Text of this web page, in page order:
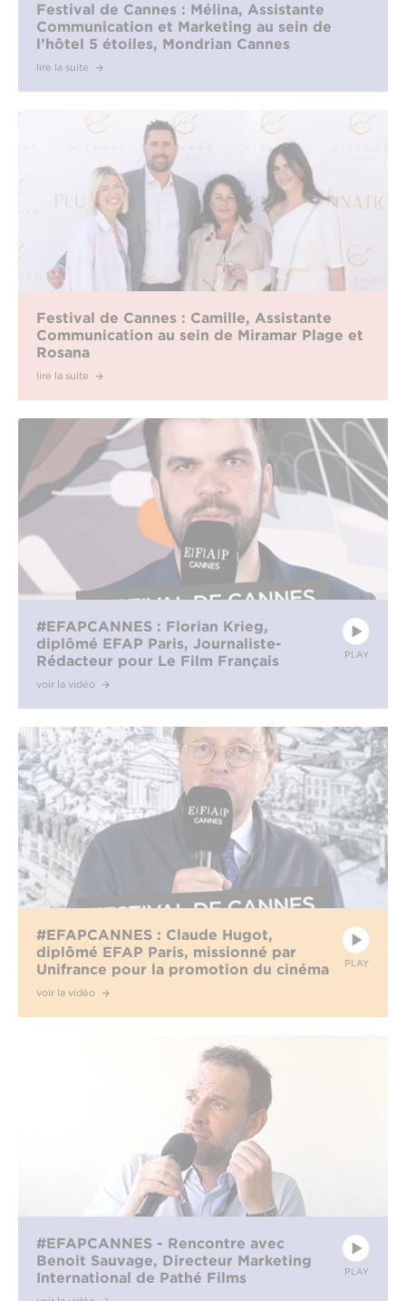
Festival de Cannes : Mélina, Assistante
Communication et Marketing au sein de
l’hôtel 5 étoiles, Mondrian Cannes
lire la suite
Festival de Cannes : Camille, Assistante
Communication au sein de Miramar Plage et
Rosana
lire la suite
PLAY
#EFAPCANNES : Florian Krieg,
diplômé EFAP Paris, Journaliste-
Rédacteur pour Le Film Français
voir la vidéo
PLAY
#EFAPCANNES : Claude Hugot,
diplômé EFAP Paris, missionné par
Unifrance pour la promotion du cinéma
français à l’international
voir la vidéo
PLAY
#EFAPCANNES - Rencontre avec
Benoit Sauvage, Directeur Marketing
International de Pathé Films